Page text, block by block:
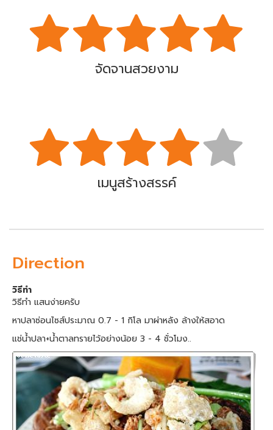
จัดจานสวยงาม
เมนูสร้างสรรค์
Direction
วิธีทำ
วิธีทำ แสนง่ายครับ
หาปลาซ่อนไซส์ประมาณ 0.7 - 1 กิโล มาผ่าหลัง ล้างให้สอาด
แช่น้ำปลา+น้ำตาลทรายไว้อย่างน้อย 3 - 4 ชั่วโมง..